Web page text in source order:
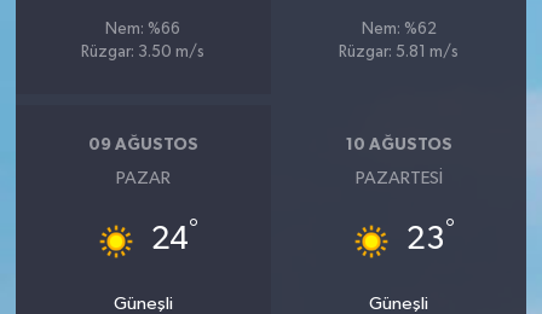
Nem: %66
Rüzgar: 3.50 m/s
Nem: %62
Rüzgar: 5.81 m/s
09 AĞUSTOS
PAZAR
24°
Güneşli
10 AĞUSTOS
PAZARTESI
23°
Güneşli